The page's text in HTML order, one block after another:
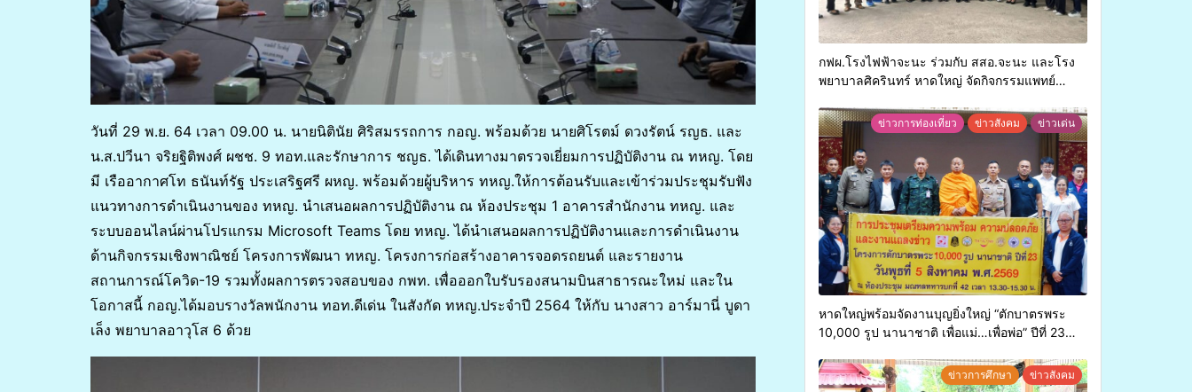
วันที่ 29 พ.ย. 64 เวลา 09.00 น. นายนิตินัย ศิริสมรรถการ กอญ. พร้อมด้วย นายศิโรตม์ ดวงรัตน์ รญธ. และ
น.ส.ปวีนา จริยฐิติพงศ์ ผชช. 9 ทอท.และรักษาการ ชญธ. ได้เดินทางมาตรวจเยี่ยมการปฏิบัติงาน ณ ทหญ. โดย
มี เรืออากาศโท ธนันท์รัฐ ประเสริฐศรี ผหญ. พร้อมด้วยผู้บริหาร ทหญ.ให้การต้อนรับและเข้าร่วมประชุมรับฟัง
แนวทางการดำเนินงานของ ทหญ. นำเสนอผลการปฏิบัติงาน ณ ห้องประชุม 1 อาคารสำนักงาน ทหญ. และ
ระบบออนไลน์ผ่านโปรแกรม Microsoft Teams โดย ทหญ. ได้นำเสนอผลการปฏิบัติงานและการดำเนินงาน
ด้านกิจกรรมเชิงพาณิชย์ โครงการพัฒนา ทหญ. โครงการก่อสร้างอาคารจอดรถยนต์ และรายงาน
สถานการณ์โควิด-19 รวมทั้งผลการตรวจสอบของ กพท. เพื่อออกใบรับรองสนามบินสาธารณะใหม่ และใน
โอกาสนี้ กอญ.ได้มอบรางวัลพนักงาน ทอท.ดีเด่น ในสังกัด ทหญ.ประจำปี 2564 ให้กับ นางสาว อาร์มานี่ บูดา
เล็ง พยาบาลอาวุโส 6 ด้วย
กฟผ.โรงไฟฟ้าจะนะ ร่วมกับ สสอ.จะนะ และโรง
พยาบาลศิครินทร์ หาดใหญ่ จัดกิจกรรมแพทย์
ข่าวการท่องเที่ยว ข่าวสังคม ข่าวเด่น
หาดใหญ่พร้อมจัดงานบุญยิ่งใหญ่ “ตักบาตรพระ
10,000 รูป นานาชาติ เพื่อแม่…เพื่อพ่อ” ปีที่ 23
ประเพณีแห่งศรัทธา
ข่าวการศึกษา ข่าวสังคม